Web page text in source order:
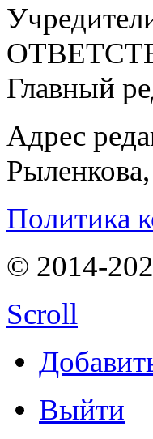
Главный
Адрес
Политика
© 2014-
Scroll
Выйти